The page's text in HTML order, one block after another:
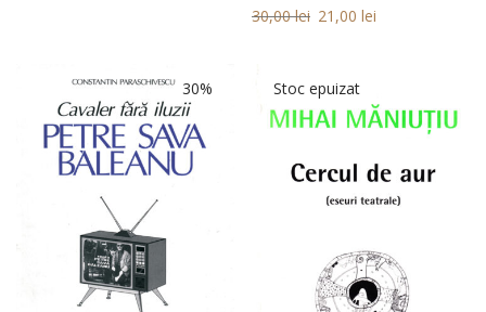
Prețul inițial a fost: 30,00 lei.
30,00lei Prețul curent este:
21,00 lei
30%